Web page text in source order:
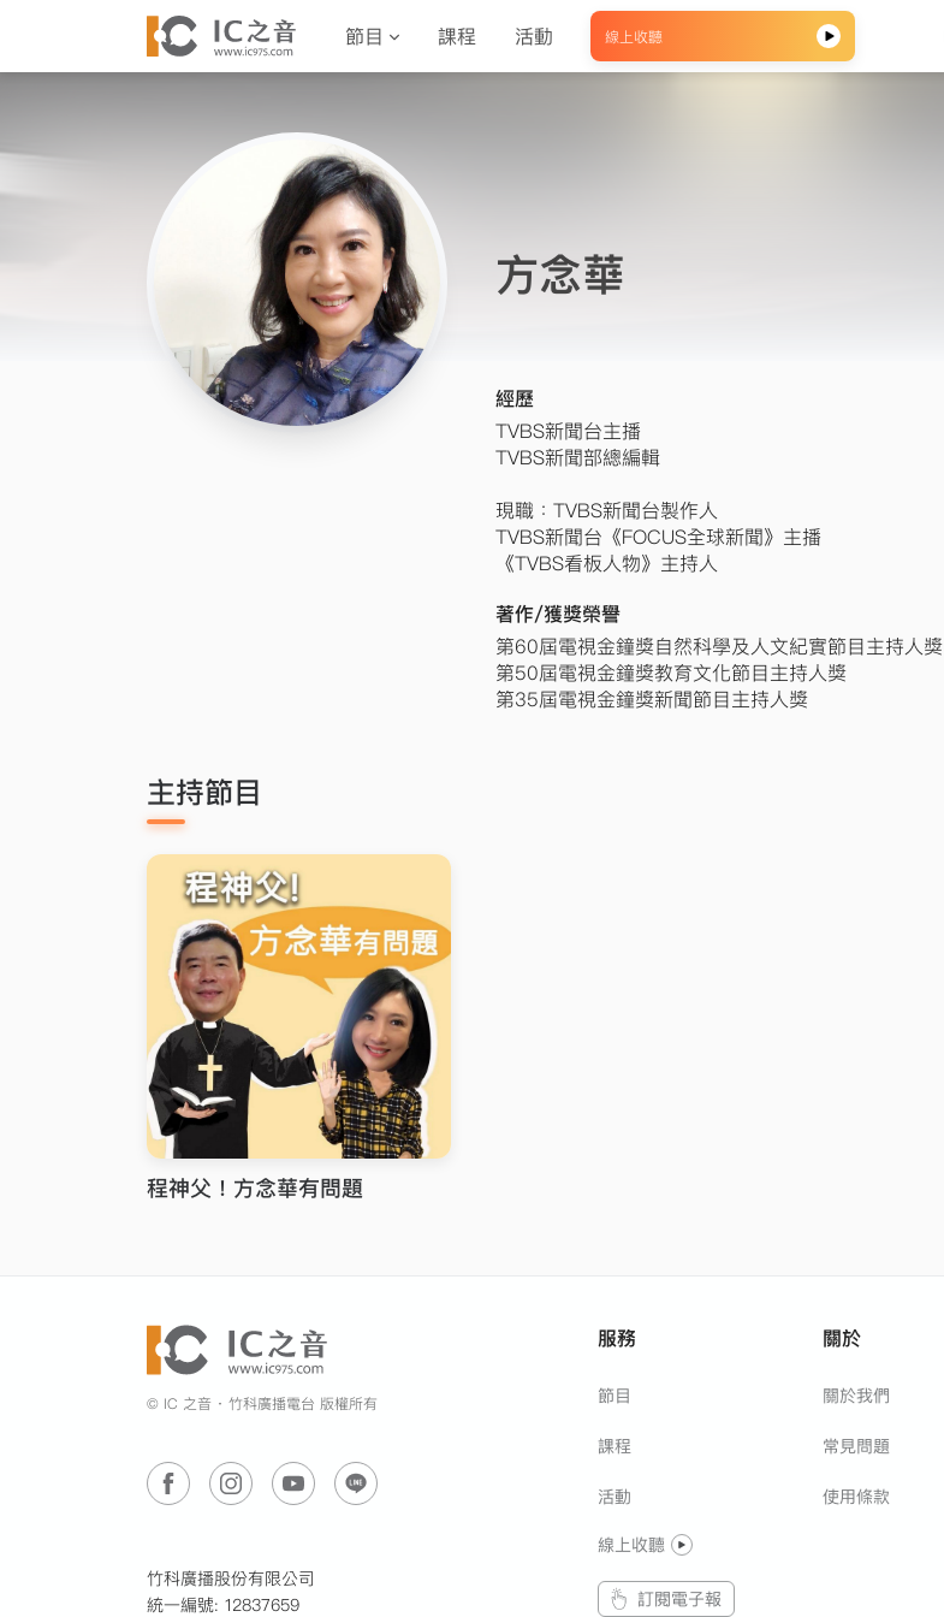
節目 課程 活動 線上收聽
方念華
經歷
TVBS新聞台主播
TVBS新聞部總編輯
現職：TVBS新聞台製作人
TVBS新聞台《FOCUS全球新聞》主播
《TVBS看板人物》主持人
著作/獲獎榮譽
第60屆電視金鐘獎自然科學及人文紀實節目主持人獎
第50屆電視金鐘獎教育文化節目主持人獎
第35屆電視金鐘獎新聞節目主持人獎
主持節目
程神父！方念華有問題
© IC 之音 ‧ 竹科廣播電台 版權所有
竹科廣播股份有限公司
統一編號: 12837659
服務
節目
課程
活動
線上收聽
訂閱電子報
關於
關於我們
常見問題
使用條款